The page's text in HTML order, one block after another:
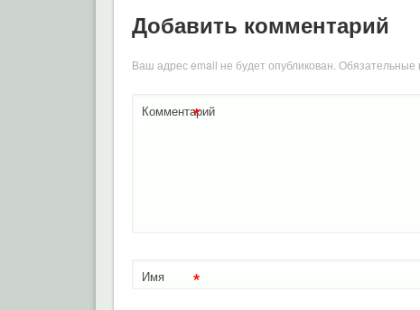
Добавить комментарий
Ваш адрес email не будет опубликован. Обязательные
Комментарий
*
Имя *